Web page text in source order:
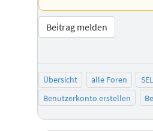
Beitrag melden
Übersicht alle Foren
Benutzerkonto erstellen